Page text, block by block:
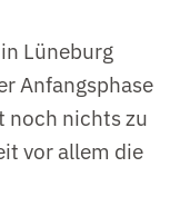
Lüneburg
Anfangsphase
noch nichts zu
vor allem die